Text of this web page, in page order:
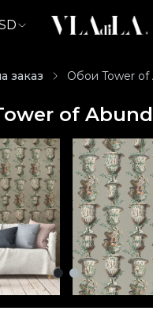
заказ Обои Tower of
of